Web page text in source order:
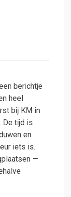
berichtje
heel
bij KM in
De tijd is
en
iets is.
—